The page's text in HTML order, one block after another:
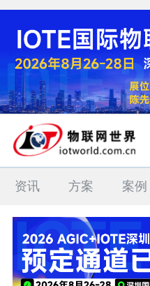
资讯 方案 案例